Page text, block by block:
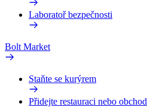
Laboratoř bezpečnosti
Bolt Market
Staňte se kurýrem
Přidejte restauraci nebo obchod